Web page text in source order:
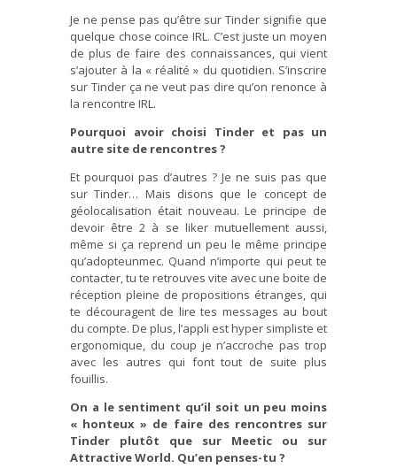
Je ne pense pas qu’être sur Tinder signifie que
quelque chose coince IRL. C’est juste un moyen
de plus de faire des connaissances, qui vient
s’ajouter à la « réalité » du quotidien. S’inscrire
sur Tinder ça ne veut pas dire qu’on renonce à
la rencontre IRL.
Pourquoi avoir choisi Tinder et pas un
autre site de rencontres ?
Et pourquoi pas d’autres ? Je ne suis pas que
sur Tinder… Mais disons que le concept de
géolocalisation était nouveau. Le principe de
devoir être 2 à se liker mutuellement aussi,
même si ça reprend un peu le même principe
qu’adopteunmec. Quand n’importe qui peut te
contacter, tu te retrouves vite avec une boite de
réception pleine de propositions étranges, qui
te découragent de lire tes messages au bout
du compte. De plus, l’appli est hyper simpliste et
ergonomique, du coup je n’accroche pas trop
avec les autres qui font tout de suite plus
fouillis.
On a le sentiment qu’il soit un peu moins
« honteux » de faire des rencontres sur
Tinder plutôt que sur Meetic ou sur
Attractive World. Qu’en penses-tu ?